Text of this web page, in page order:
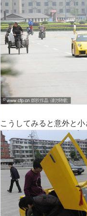
こうしてみると意外と小